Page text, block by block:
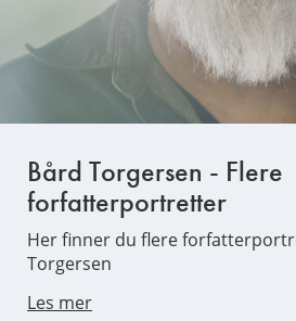
Bård Torgersen - Flere
forfatterportretter
Her finner du flere
Torgersen
Les mer